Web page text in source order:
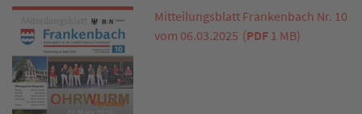
Mitteilungsblatt Frankenbach Nr. 10
vom 06.03.2025 (PDF 1 MB)